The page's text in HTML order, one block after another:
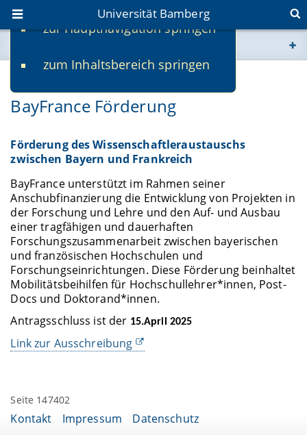
zur Hauptnavigation springen
zum Inhaltsbereich springen
Universität Bamberg
www.uni-bamberg.de
univis.uni-bamberg.de
fis.uni-bamberg.de
BayFrance Förderung
Förderung des Wissenschaftleraustauschs
zwischen Bayern und Frankreich
BayFrance unterstützt im Rahmen seiner
Anschubfinanzierung die Entwicklung von Projekten in
der Forschung und Lehre und den Auf- und Ausbau
einer tragfähigen und dauerhaften
Forschungszusammenarbeit zwischen bayerischen
und französischen Hochschulen und
Forschungseinrichtungen. Diese Förderung beinhaltet
Mobilitätsbeihilfen für Hochschullehrer*innen, Post-
Docs und Doktorand*innen.
Antragsschluss ist der 15.April 2025
Link zur Ausschreibung
Seite 147402
Kontakt Impressum Datenschutz